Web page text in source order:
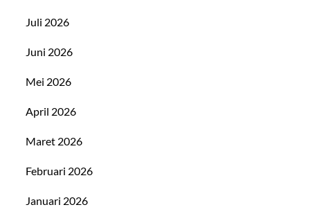
Juli 2026
Juni 2026
Mei 2026
April 2026
Maret 2026
Februari 2026
Januari 2026